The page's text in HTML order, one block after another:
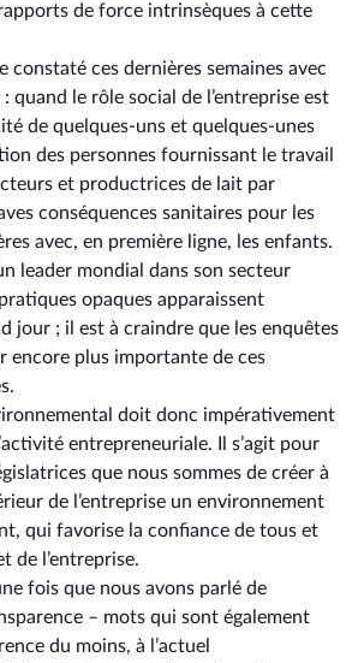
de force intrinsèques à cette
constaté ces dernières semaines avec
: quand le rôle social de l’entreprise est
de quelques-uns et quelques-unes
des personnes fournissant le travail
et productrices de lait par
conséquences sanitaires pour les
avec, en première ligne, les enfants.
leader mondial dans son secteur
opaques apparaissent
jour ; il est à craindre que les enquêtes
encore plus importante de ces
doit donc impérativement
entrepreneuriale. Il s’agit pour
que nous sommes de créer à
de l’entreprise un environnement
qui favorise la confiance de tous et
de l’entreprise.
fois que nous avons parlé de
–⁠ mots qui sont également
du moins, à l’actuel